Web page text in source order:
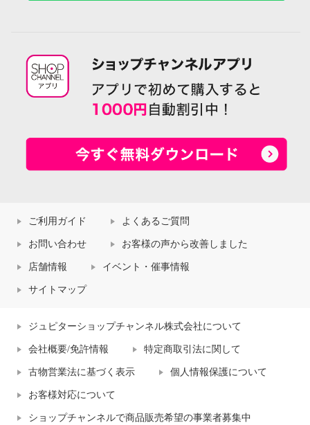
ご利用ガイド よくあるご質問
お問い合わせ お客様の声から改善しました
店舗情報 イベント・催事情報
サイトマップ
ジュピターショップチャンネル株式会社について
会社概要/免許情報 特定商取引法に関して
古物営業法に基づく表示 個人情報保護について
お客様対応について
ショップチャンネルで商品販売希望の事業者募集中